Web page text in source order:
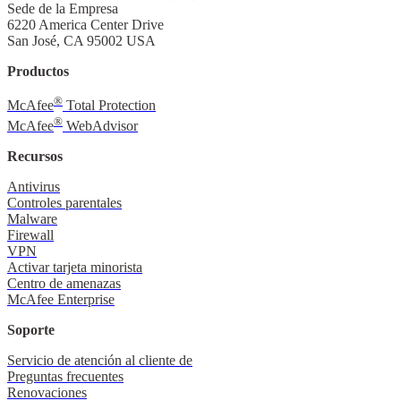
Sede de la Empresa
6220 America Center Drive
San José, CA 95002 USA
Productos
McAfee® Total Protection
McAfee® WebAdvisor
Recursos
Antivirus
Controles parentales
Malware
Firewall
VPN
Activar tarjeta minorista
Centro de amenazas
McAfee Enterprise
Soporte
Servicio de atención al cliente de
Preguntas frecuentes
Renovaciones